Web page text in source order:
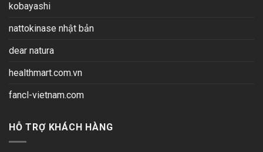
kobayashi
nattokinase nhật bản
dear natura
healthmart.com.vn
fancl-vietnam.com
HỖ TRỢ KHÁCH HÀNG